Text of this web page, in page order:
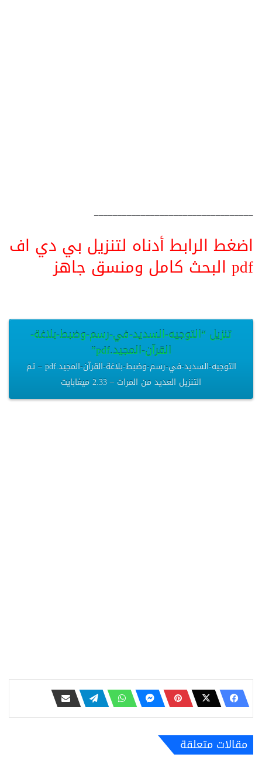
__________________________________
اضغط الرابط أدناه لتنزيل بي دي اف
pdf البحث كامل ومنسق جاهز
تنزيل “التوجيه-السديد-في-رسم-وضبط-بلاغة-
القرآن-المجيد.pdf”
التوجيه-السديد-في-رسم-وضبط-بلاغة-القرآن-المجيد.pdf – تم
التنزيل العديد من المرات – 2.33 ميغابايت
مقالات متعلقة